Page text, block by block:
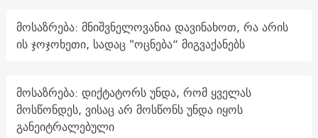
მოსაზრება: მნიშვნელოვანია დავინახოთ, რა არის
ის ჯოჯოხეთი, სადაც "ოცნება“ მიგვაქანებს
მოსაზრება: დიქტატორს უნდა, რომ ყველას
მოსწონდეს, ვისაც არ მოსწონს უნდა იყოს
განეიტრალებული